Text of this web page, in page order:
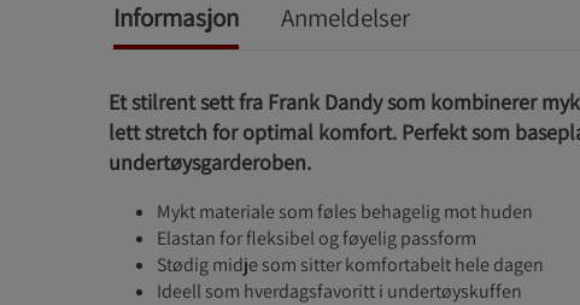
Informasjon Anmeldelser
Et stilrent sett fra Frank Dandy som kombinerer
lett stretch for optimal komfort. Perfekt som
undertøysgarderoben.
Mykt materiale som føles behagelig mot huden
Elastan for fleksibel og føyelig passform
Stødig midje som sitter komfortabelt hele dagen
Ideell som hverdagsfavoritt i undertøyskuffen